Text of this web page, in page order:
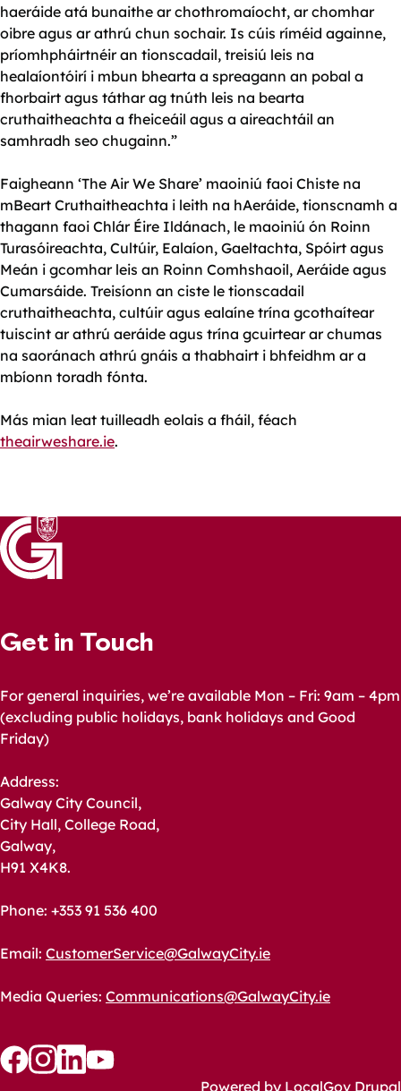
haeráide atá bunaithe ar chothromaíocht, ar chomhar
oibre agus ar athrú chun sochair. Is cúis ríméid againne,
príomhpháirtnéir an tionscadail, treisiú leis na
healaíontóirí i mbun bhearta a spreagann an pobal a
fhorbairt agus táthar ag tnúth leis na bearta
cruthaitheachta a fheiceáil agus a aireachtáil an
samhradh seo chugainn.”
Faigheann ‘The Air We Share’ maoiniú faoi Chiste na
mBeart Cruthaitheachta i leith na hAeráide, tionscnamh a
thagann faoi Chlár Éire Ildánach, le maoiniú ón Roinn
Turasóireachta, Cultúir, Ealaíon, Gaeltachta, Spóirt agus
Meán i gcomhar leis an Roinn Comhshaoil, Aeráide agus
Cumarsáide. Treisíonn an ciste le tionscadail
cruthaitheachta, cultúir agus ealaíne trína gcothaítear
tuiscint ar athrú aeráide agus trína gcuirtear ar chumas
na saoránach athrú gnáis a thabhairt i bhfeidhm ar a
mbíonn toradh fónta.
Más mian leat tuilleadh eolais a fháil, féach
theairweshare.ie.
Get in Touch
For general inquiries, we’re available Mon – Fri: 9am – 4pm
(excluding public holidays, bank holidays and Good
Friday)
Address:
Galway City Council,
City Hall, College Road,
Galway,
H91 X4K8.
Phone: +353 91 536 400
Email: CustomerService@GalwayCity.ie
Media Queries: Communications@GalwayCity.ie
Powered by LocalGov Drupal